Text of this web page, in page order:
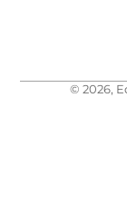
© 2026,